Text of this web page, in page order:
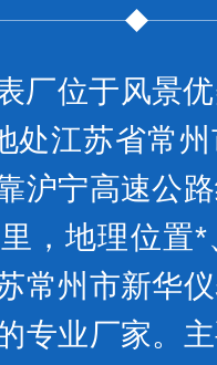
厂位于风景
处江苏省常
沪宁高速公
，地理位置
常州市新华
专业厂家。